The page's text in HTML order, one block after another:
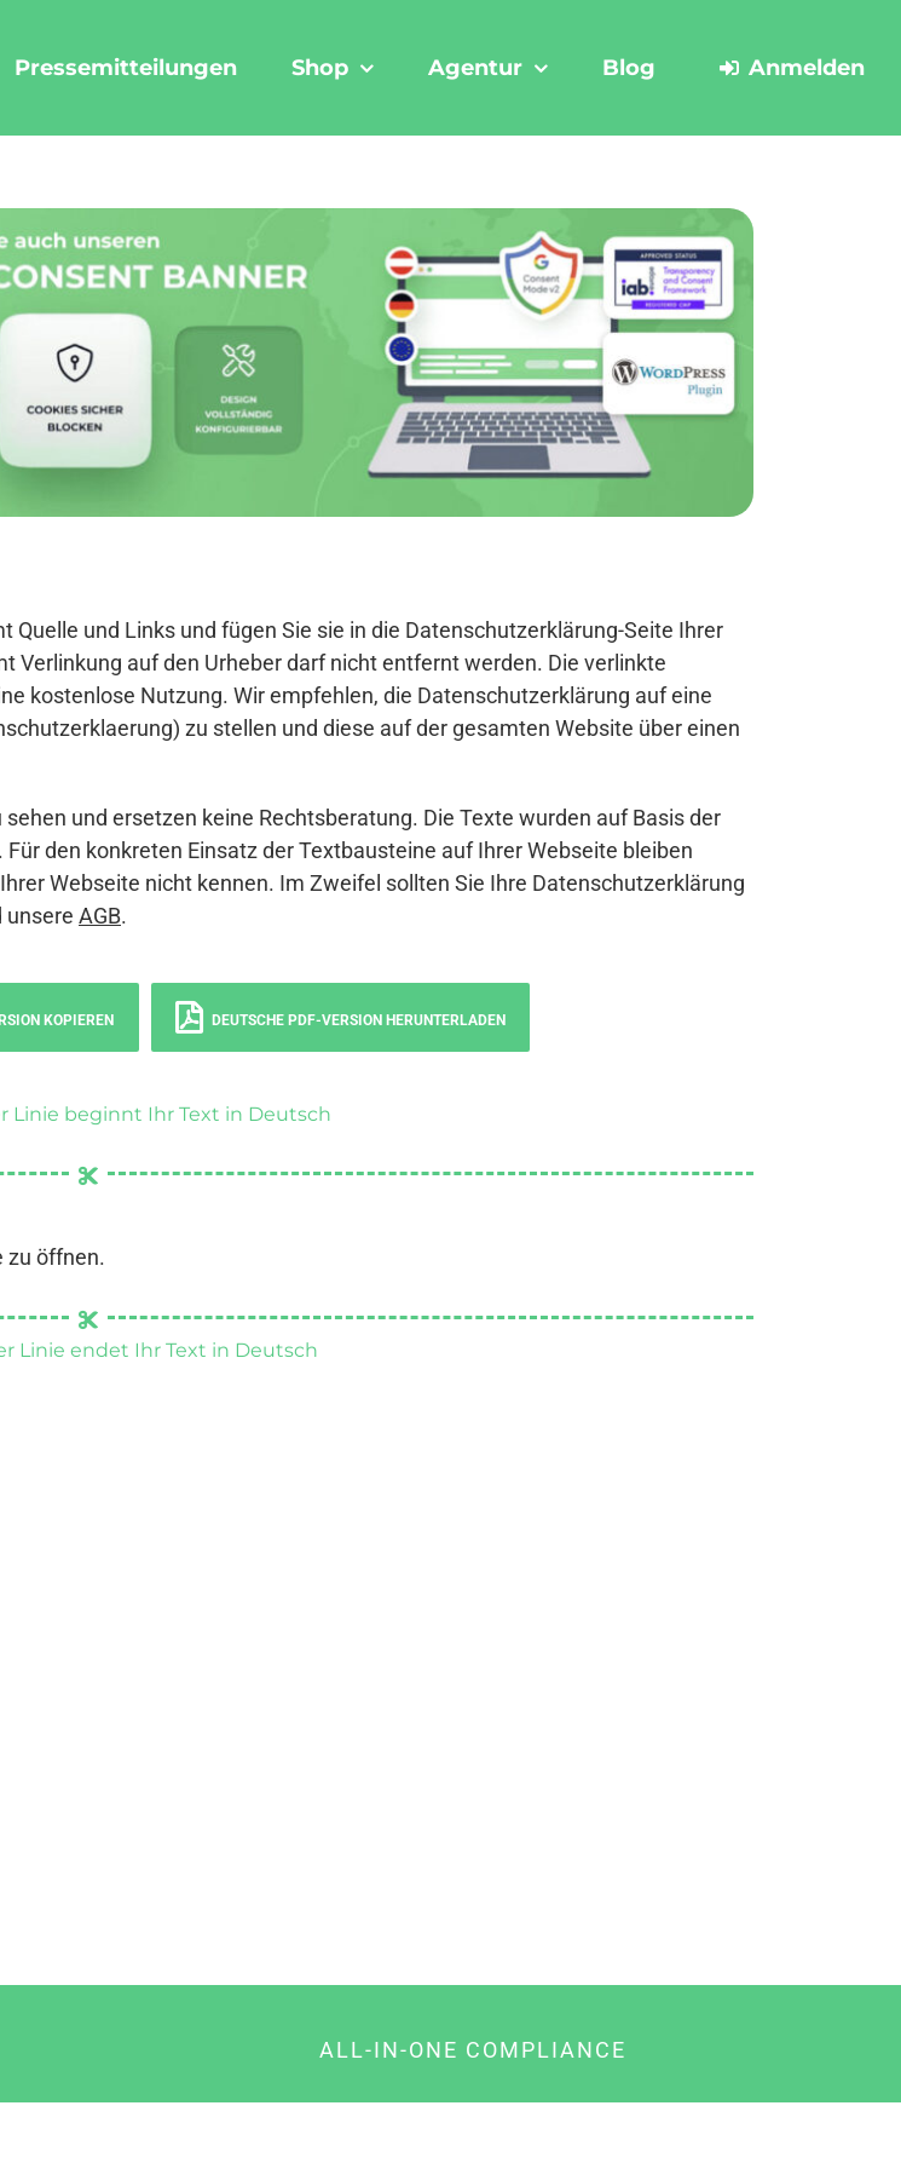
Pressemitteilungen Shop Agentur Blog Anmelden
Quelle und Links und fügen Sie sie in die Datenschutzerklärung-Seite Ihrer
Verlinkung auf den Urheber darf nicht entfernt werden. Die verlinkte
kostenlose Nutzung. Wir empfehlen, die Datenschutzerklärung auf eine
zu stellen und diese auf der gesamten Website über einen
und ersetzen keine Rechtsberatung. Die Texte wurden auf Basis der
den konkreten Einsatz der Textbausteine auf Ihrer Webseite bleiben
Webseite nicht kennen. Im Zweifel sollten Sie Ihre Datenschutzerklärung
unsere AGB.
KOPIEREN DEUTSCHE PDF-VERSION HERUNTERLADEN
Linie beginnt Ihr Text in Deutsch
zu öffnen.
Linie endet Ihr Text in Deutsch
ALL-IN-ONE COMPLIANCE